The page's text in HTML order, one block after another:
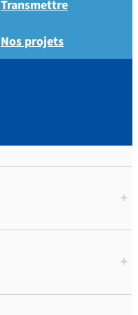
Transmettre
Nos projets
+
+